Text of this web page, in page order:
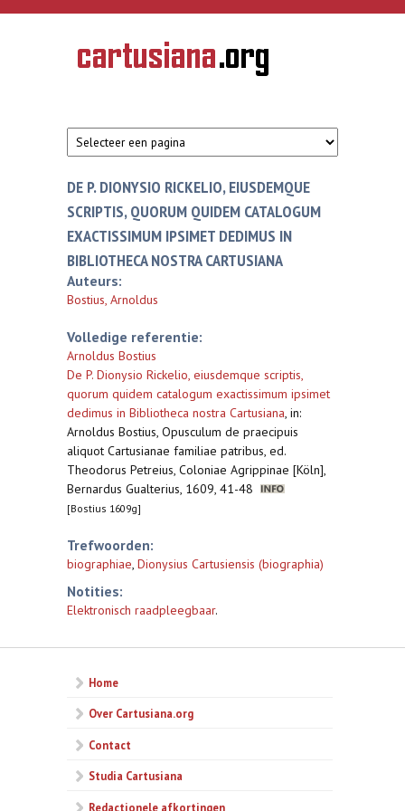
Overslaan en naar de inhoud gaan
CARTUSIANA
Geschiedenis
van de
DE P. DIONYSIO RICKELIO, EIUSDEMQUE
SCRIPTIS, QUORUM QUIDEM CATALOGUM
EXACTISSIMUM IPSIMET DEDIMUS IN
BIBLIOTHECA NOSTRA CARTUSIANA
Auteurs:
Bostius, Arnoldus
Volledige referentie:
Arnoldus Bostius
De P. Dionysio Rickelio, eiusdemque scriptis,
quorum quidem catalogum exactissimum ipsimet
dedimus in Bibliotheca nostra Cartusiana, in:
Arnoldus Bostius, Opusculum de praecipuis
aliquot Cartusianae familiae patribus, ed.
Theodorus Petreius, Coloniae Agrippinae [Köln],
Bernardus Gualterius, 1609, 41-48
[Bostius 1609g]
Trefwoorden:
biographiae, Dionysius Cartusiensis (biographia)
Notities:
Elektronisch raadpleegbaar.
Home
Over Cartusiana.org
Contact
Studia Cartusiana
Redactionele afkortingen